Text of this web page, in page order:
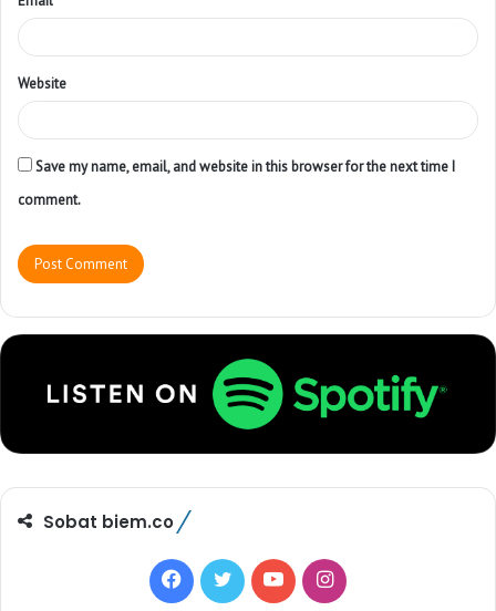
Website
Save my name, email, and website in this browser for the next time I
comment.
Sobat biem.co
F T Y I